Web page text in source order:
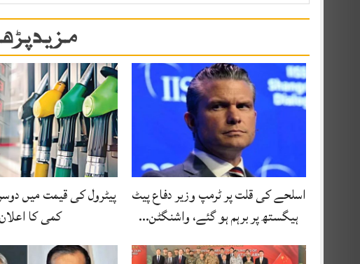
مزید
اسلحے کی قلت پر ٹرمپ وزیر دفاع پیٹ
ہیگستھ پر برہم ہو گئے، واشنگٹن…
پیٹرول کی قیمت میں
کمی کا اعلان